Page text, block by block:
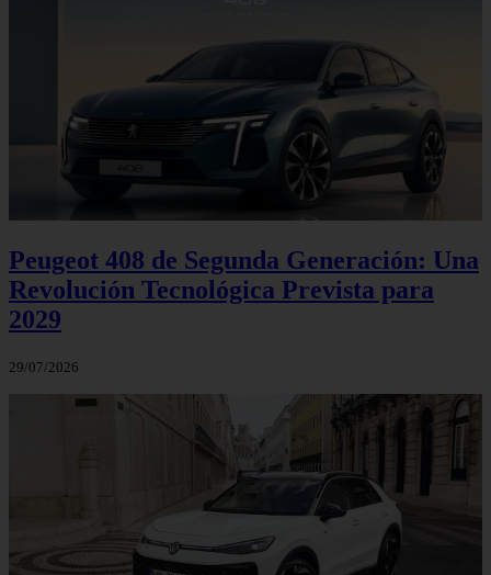
Peugeot 408 de Segunda Generación: Una
Revolución Tecnológica Prevista para
2029
29/07/2026